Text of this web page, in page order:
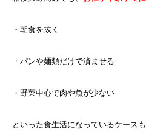
・朝食を抜く
・パンや麺類だけで済ませる
・野菜中心で肉や魚が少ない
といった食生活になっているケース